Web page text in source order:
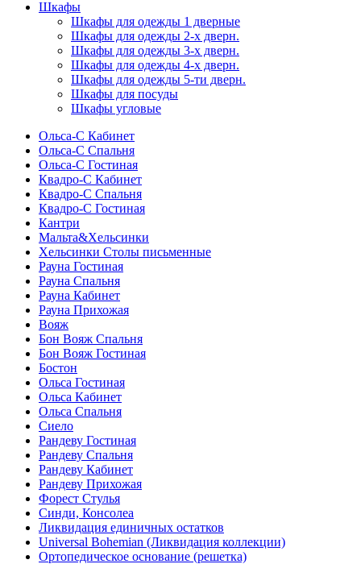
Шкафы
Шкафы для одежды 1 дверные
Шкафы для одежды 2-х дверн.
Шкафы для одежды 3-х дверн.
Шкафы для одежды 4-х дверн.
Шкафы для одежды 5-ти дверн.
Шкафы для посуды
Шкафы угловые
Ольса-С Кабинет
Ольса-С Спальня
Ольса-С Гостиная
Квадро-С Кабинет
Квадро-С Спальня
Квадро-С Гостиная
Кантри
Мальта&Хельсинки
Хельсинки Столы письменные
Рауна Гостиная
Рауна Спальня
Рауна Кабинет
Рауна Прихожая
Вояж
Бон Вояж Спальня
Бон Вояж Гостиная
Бостон
Ольса Гостиная
Ольса Кабинет
Ольса Спальня
Сиело
Рандеву Гостиная
Рандеву Спальня
Рандеву Кабинет
Рандеву Прихожая
Форест Стулья
Синди, Консолеа
Ликвидация единичных остатков
Universal Bohemian (Ликвидация коллекции)
Ортопедическое основание (решетка)